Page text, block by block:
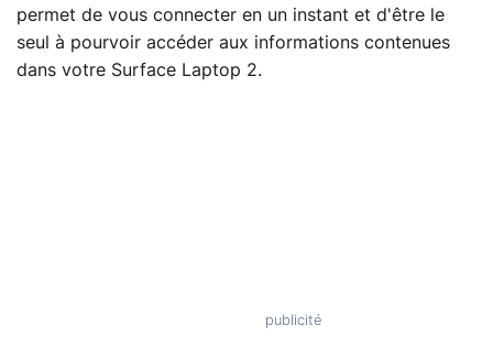
permet de vous connecter en un instant et d'être le
seul à pourvoir accéder aux informations contenues
dans votre Surface Laptop 2.